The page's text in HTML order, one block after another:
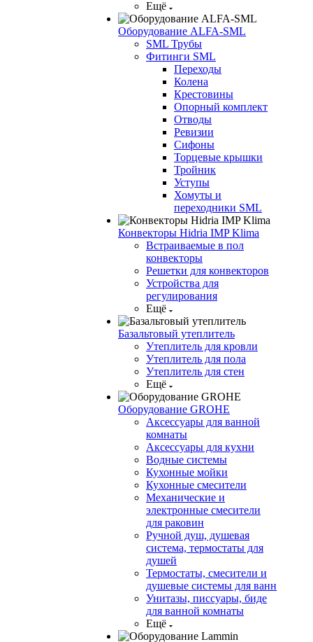
Ещё
Оборудование ALFA-SML
SML Трубы
Фитинги SML
Переходы
Колена
Крестовины
Опорный комплект
Отводы
Ревизии
Сифоны
Торцевые крышки
Тройник
Уступы
Хомуты и
переходники SML
Конвекторы Hidria IMP Klima
Встраиваемые в пол
конвекторы
Решетки для конвекторов
Устройства для
регулирования
Ещё
Базальтовый утеплитель
Утеплитель для кровли
Утеплитель для пола
Утеплитель для стен
Ещё
Оборудование GROHE
Аксессуары для ванной
комнаты
Аксессуары для кухни
Водные системы
Кухонные мойки
Кухонные смесители
Механические и
электронные смесители
для раковин
Ручной душ, душевая
система, термостаты для
душей
Термостаты, смесители и
душевые системы для ванн
Унитазы, писсуары, биде
для ванной комнаты
Ещё